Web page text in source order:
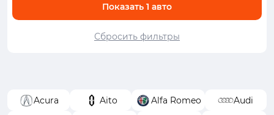
Показать 1 авто
Сбросить фильтры
Acura Aito Alfa Romeo
Audi